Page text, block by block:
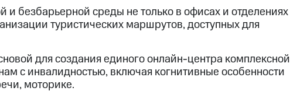
и безбарьерной среды не только в офисах и отделениях
туристических маршрутов, доступных для
для создания единого онлайн-центра комплексной
с инвалидностью, включая когнитивные особенности
моторике.